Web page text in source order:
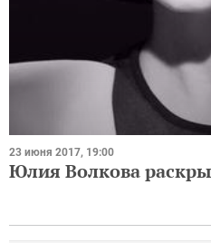
23 июня 2017, 19:00
Юлия Волкова